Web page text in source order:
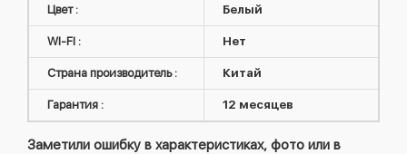
Цвет : Белый
WI-FI : Нет
Страна производитель : Китай
Гарантия : 12 месяцев
Заметили ошибку в характеристиках, фото или в